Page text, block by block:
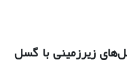
زیر‌زمینی با گسل